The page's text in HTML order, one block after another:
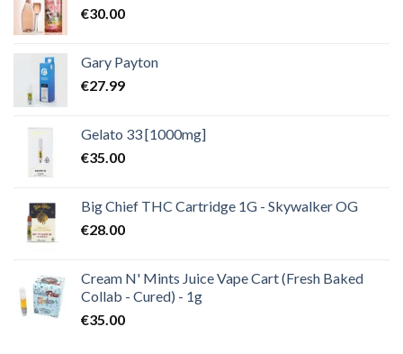
€30.00
Gary Payton
€27.99
Gelato 33 [1000mg]
€35.00
Big Chief THC Cartridge 1G - Skywalker OG
€28.00
Cream N' Mints Juice Vape Cart (Fresh Baked
Collab - Cured) - 1g
€35.00